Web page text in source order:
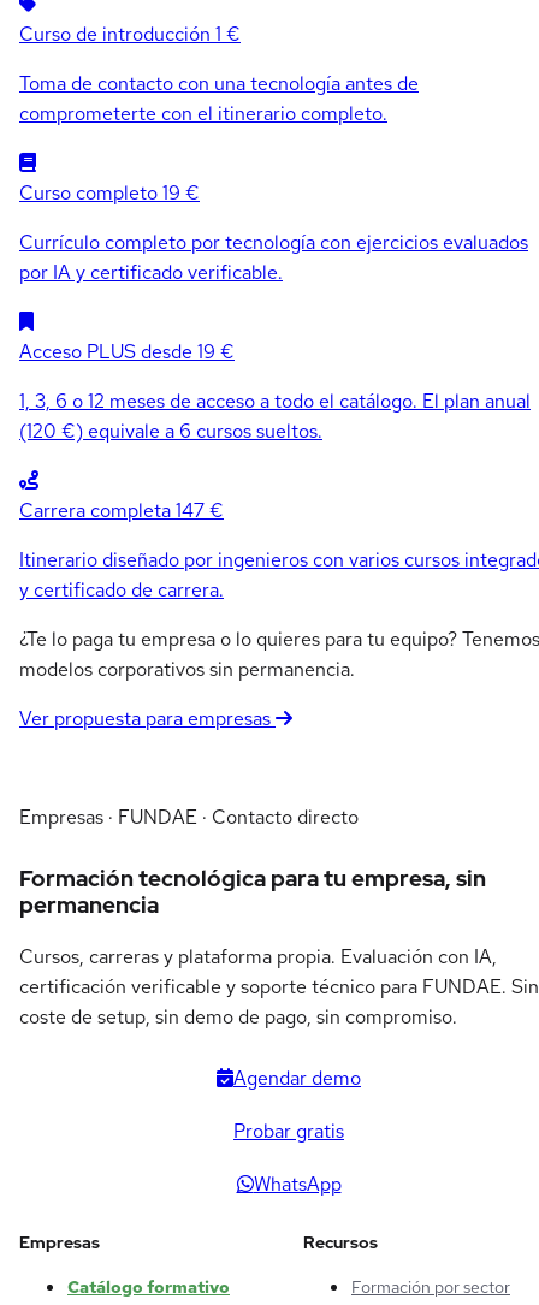
Curso de introducción 1 €
Toma de contacto con una tecnología antes de
comprometerte con el itinerario completo.
Curso completo19 €
Currículo completo por tecnología con ejercicios evaluados
por IA y certificado verificable.
Acceso PLUS desde 19 €
1, 3, 6 o 12 meses de acceso a todo el catálogo. El plan anual
(120 €) equivale a 6 cursos sueltos.
Carrera completa147 €
Itinerario diseñado por ingenieros con varios cursos
y certificado de carrera.
¿Te lo paga tu empresa o lo quieres para tu equipo? Tenemos
modelos corporativos sin permanencia.
Ver propuesta para empresas
Empresas · FUNDAE · Contacto directo
Formación tecnológica para tu empresa, sin
permanencia
Cursos, carreras y plataforma propia. Evaluación con IA,
certificación verificable y soporte técnico para FUNDAE. Sin
coste de setup, sin demo de pago, sin compromiso.
Agendar demo
Probar gratis
WhatsApp
Empresas
Catálogo formativo
Recursos
Formación por sector